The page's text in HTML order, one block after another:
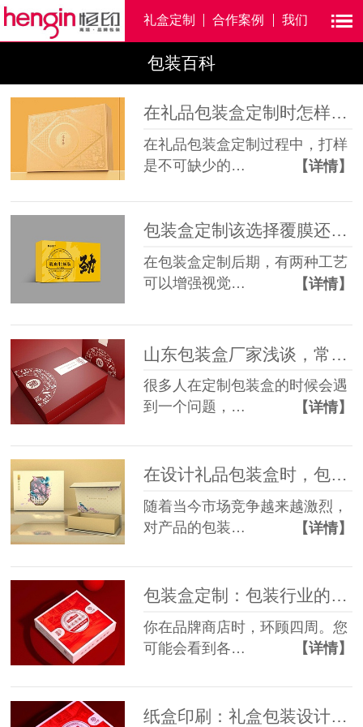
礼盒定制 合作案例 我们
包装百科
在礼品包装盒定制时怎样打好实样？
在礼品包装盒定制过程中，打样
是不可缺少的…
【详情】
包装盒定制该选择覆膜还是过油工艺？
在包装盒定制后期，有两种工艺
可以增强视觉…
【详情】
很多人在定制包装盒的时候会遇
到一个问题，…
【详情】
在设计礼品包装盒时，包装设计三大定位，你知道几点？
随着当今市场竞争越来越激烈，
对产品的包装…
【详情】
包装盒定制：包装行业的相关术语
你在品牌商店时，环顾四周。您
可能会看到各…
【详情】